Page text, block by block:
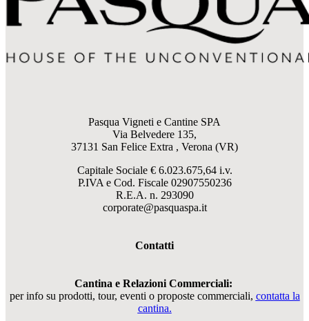
Pasqua Vigneti e Cantine SPA
Via Belvedere 135,
37131 San Felice Extra , Verona (VR)
Capitale Sociale € 6.023.675,64 i.v.
P.IVA e Cod. Fiscale 02907550236
R.E.A. n. 293090
corporate@pasquaspa.it
Contatti
Cantina e Relazioni Commerciali:
per info su prodotti, tour, eventi o proposte commerciali, contatta la
cantina.